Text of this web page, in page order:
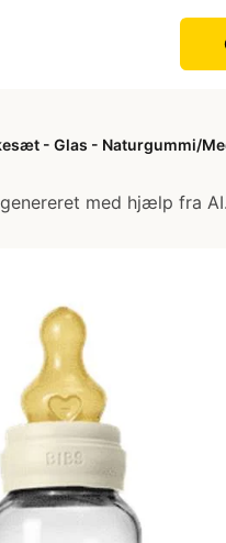
- Glas - Naturgummi/
med hjælp fra AI.